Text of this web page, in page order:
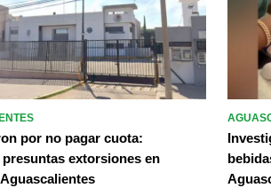
por no pagar cuota:
extorsiones en